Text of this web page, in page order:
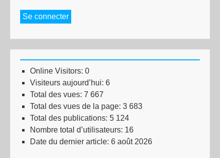
Se connecter
Online Visitors: 0
Visiteurs aujourd’hui: 6
Total des vues: 7 667
Total des vues de la page: 3 683
Total des publications: 5 124
Nombre total d’utilisateurs: 16
Date du dernier article: 6 août 2026